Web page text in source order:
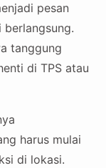
pesan
berlangsung.
tanggung
di TPS atau
harus mulai
di lokasi.